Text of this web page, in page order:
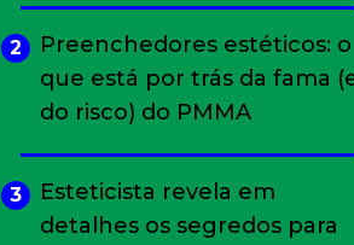
2
Preenchedores estéticos: o
que está por trás da fama
do risco) do PMMA
3
Esteticista revela em
detalhes os segredos para